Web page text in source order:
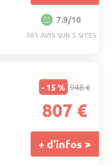
7.9/10
381 AVIS SUR 5 SITES
- 15 % 948 €
807 €
+ d'infos >